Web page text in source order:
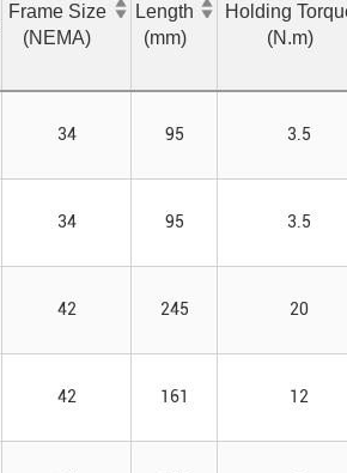
Frame Size
(NEMA)
Length
(mm)
Holding
(N.m)
34 95 3.5
34 95 3.5
42 245 20
42 161 12